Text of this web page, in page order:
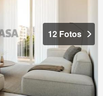
12 Fotos